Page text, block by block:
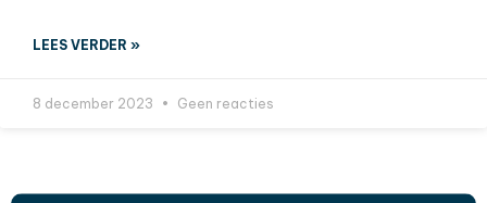
LEES VERDER »
8 december 2023 Geen reacties